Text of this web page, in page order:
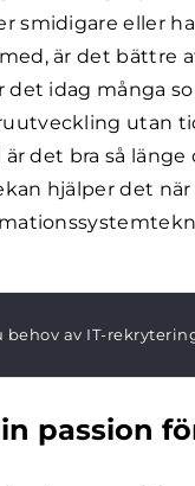
smidigare eller
är det bättre
det idag många
utan
är det bra så
hjälper det
behov av IT-
passion